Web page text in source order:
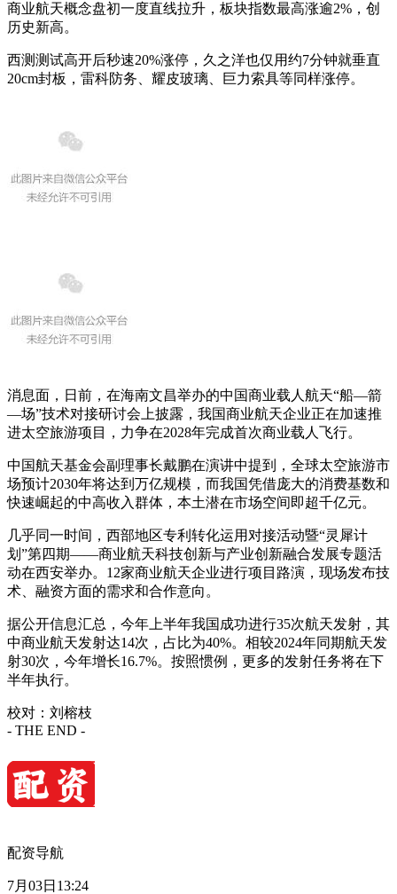
商业航天概念盘初一度直线拉升，板块指数最高涨逾2%，创
历史新高。
西测测试高开后秒速20%涨停，久之洋也仅用约7分钟就垂直
20cm封板，雷科防务、耀皮玻璃、巨力索具等同样涨停。
消息面，日前，在海南文昌举办的中国商业载人航天“船—箭
—场”技术对接研讨会上披露，我国商业航天企业正在加速推
进太空旅游项目，力争在2028年完成首次商业载人飞行。
中国航天基金会副理事长戴鹏在演讲中提到，全球太空旅游市
场预计2030年将达到万亿规模，而我国凭借庞大的消费基数和
快速崛起的中高收入群体，本土潜在市场空间即超千亿元。
几乎同一时间，西部地区专利转化运用对接活动暨“灵犀计
划”第四期——商业航天科技创新与产业创新融合发展专题活
动在西安举办。12家商业航天企业进行项目路演，现场发布技
术、融资方面的需求和合作意向。
据公开信息汇总，今年上半年我国成功进行35次航天发射，其
中商业航天发射达14次，占比为40%。相较2024年同期航天发
射30次，今年增长16.7%。按照惯例，更多的发射任务将在下
半年执行。
校对：刘榕枝
- THE END -
配资导航
7月03日13:24